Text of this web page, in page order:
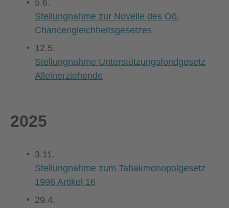
5.6.
Stellungnahme zur Novelle des Oö.
Chancengleichheitsgesetzes
12.5.
Stellungnahme Unterstützungsfondgesetz
Alleinerziehende
2025
3.11.
Stellungnahme zum Tabakmonopolgesetz
1996 Artikel 16
29.4.